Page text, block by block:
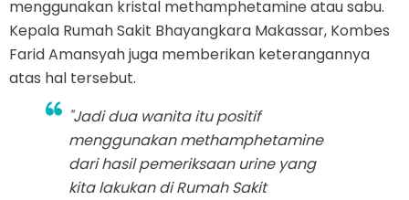
menggunakan kristal methamphetamine atau sabu.
Kepala Rumah Sakit Bhayangkara Makassar, Kombes
Farid Amansyah juga memberikan keterangannya
atas hal tersebut.
"Jadi dua wanita itu positif
menggunakan methamphetamine
dari hasil pemeriksaan urine yang
kita lakukan di Rumah Sakit